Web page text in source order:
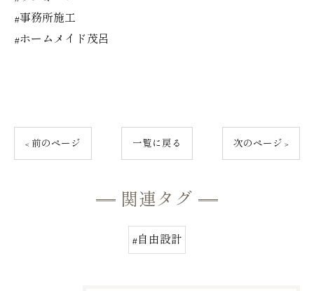
#事務所施工
#ホームメイド茂呂
< 前のページ 一覧に戻る 次のページ >
関連タグ
#自由設計